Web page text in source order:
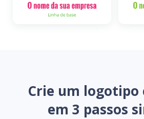
Crie um logotipo
em 3 passos